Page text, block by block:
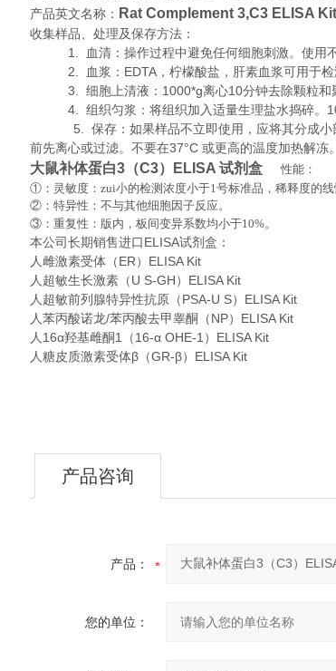
产品英文名称： Rat Complement 3,C3 ELISA Kit
收集样品、处理及保存方法：
1. 血清：操作过程中避免任何细胞刺激。使用不
2. 血浆：EDTA，柠檬酸盐，肝素血浆可用于检
3. 细胞上清液：1000*g离心10分钟去除颗粒和
4. 组织匀浆：将组织加入适量生理盐水捣碎。
5. 保存：如果样品不立即使用，应将其分成小部
前先离心或过滤。不要在37°C 或更高的温度加热解冻
大鼠补体蛋白3（C3）ELISA 试剂盒 性能：
①：灵敏度：zui小的检测浓度小于1号标准品，稀释度的
②：特异性：不与其他细胞因子反应。
③：重复性：版内，板间变异系数均小于10%。
本公司长期销售进口ELISA试剂盒：
人雌激素受体（ER）ELISA Kit
人超敏生长激素（U S-GH）ELISA Kit
人超敏前列腺特异性抗原（PSA-U S）ELISA Kit
人苯丙酸诺龙/苯丙酸去甲睾酮（NP）ELISA Kit
人16α羟基雌酮1（16-α OHE-1）ELISA Kit
人糖皮质激素受体β（GR-β）ELISA Kit
产品咨询
产品：
您的单位：